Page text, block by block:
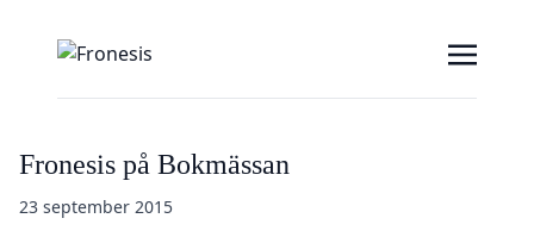
Fronesis på Bokmässan
23 september 2015